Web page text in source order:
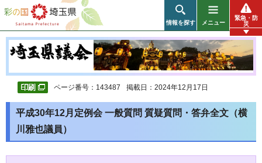
彩の国 埼玉県
情報を探す メニュー
緊急・防
災
ページ番号：143487 掲載日：2024年12月17日
平成30年12月定例会 一般質問 質疑質問・答弁全文（横
川雅也議員）